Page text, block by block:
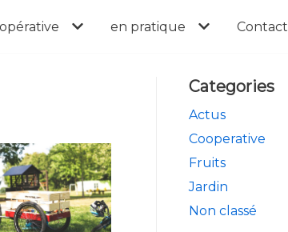
en pratique Contact
Categories
Actus
Cooperative
Fruits
Jardin
Non classé